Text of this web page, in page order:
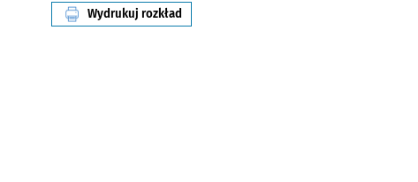
Wydrukuj rozkład
linii nr 913